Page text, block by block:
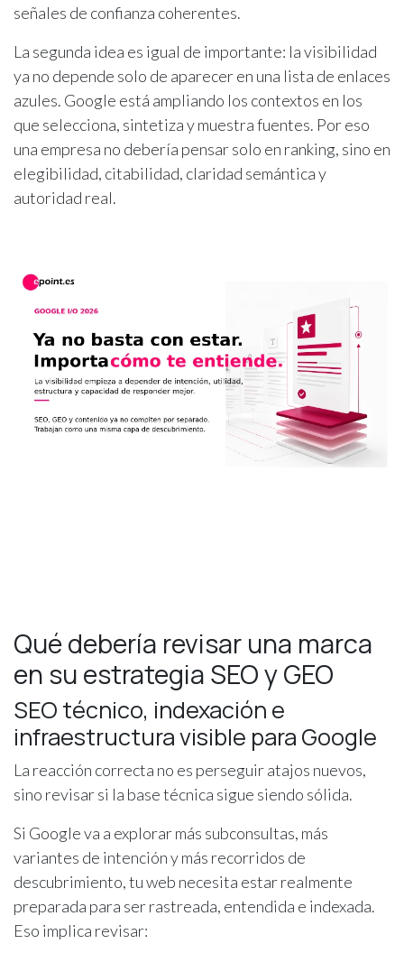
señales de confianza coherentes.
La segunda idea es igual de importante: la visibilidad
ya no depende solo de aparecer en una lista de enlaces
azules. Google está ampliando los contextos en los
que selecciona, sintetiza y muestra fuentes. Por eso
una empresa no debería pensar solo en ranking, sino en
elegibilidad, citabilidad, claridad semántica y
autoridad real.
Qué debería revisar una marca
en su estrategia SEO y GEO
SEO técnico, indexación e
infraestructura visible para Google
La reacción correcta no es perseguir atajos nuevos,
sino revisar si la base técnica sigue siendo sólida.
Si Google va a explorar más subconsultas, más
variantes de intención y más recorridos de
descubrimiento, tu web necesita estar realmente
preparada para ser rastreada, entendida e indexada.
Eso implica revisar: